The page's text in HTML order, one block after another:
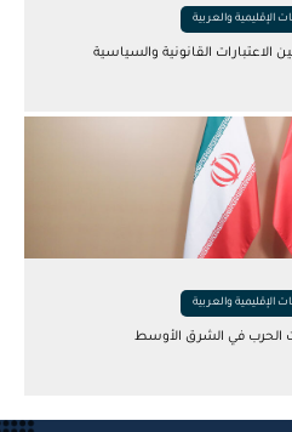
الإقليمية والعربية
القانونية والسياسية
الإقليمية والعربية
الحرب في الشرق الأوسط